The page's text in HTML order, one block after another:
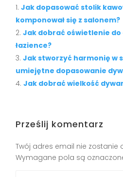
Jak dopasować stolik
komponował się z salonem?
Jak dobrać oświetlenie do
łazience?
Jak stworzyć harmonię w
umiejętne dopasowanie
Jak dobrać wielkość
Prześlij komentarz
Twój adres email nie zostanie
Wymagane pola są